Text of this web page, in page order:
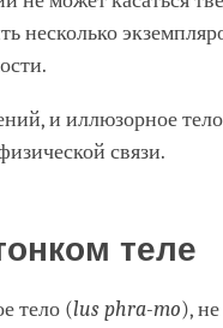
несколько
и иллюзорное
связи.
теле
тело (lus phra-mo),